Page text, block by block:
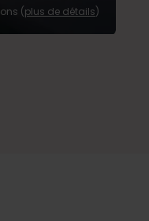
(plus de détails)